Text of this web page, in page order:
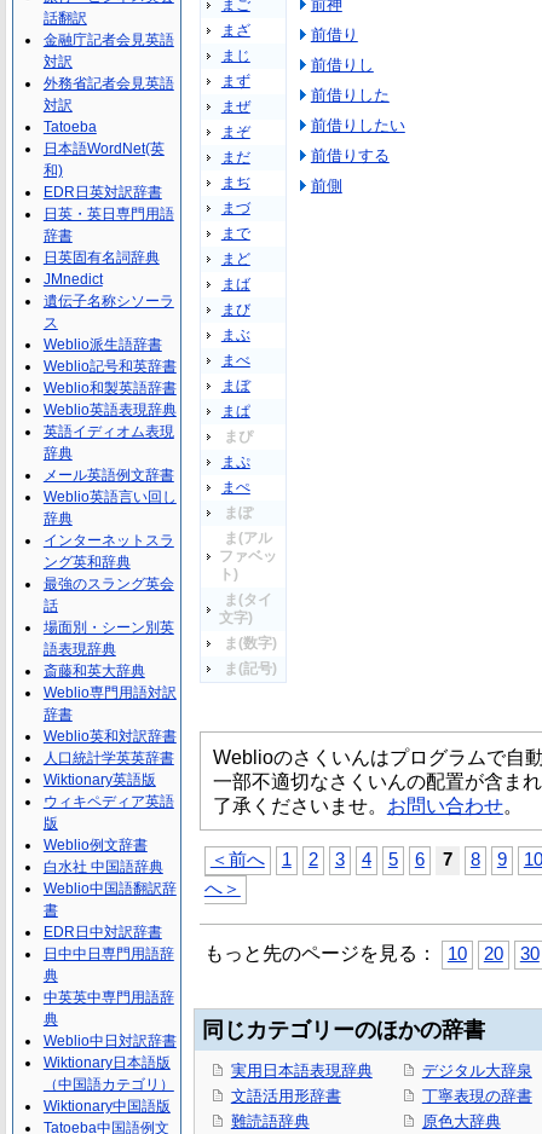
まご
まざ
まじ
まず
まぜ
まぞ
まだ
まぢ
まづ
まで
まど
まば
まび
まぶ
まべ
まぼ
まぱ
まぴ
まぷ
まぺ
まぽ
ま(アル
ファベッ
ト)
ま(タイ
文字)
ま(数字)
ま(記号)
前神
前借り
前借りし
前借りした
前借りしたい
前借りする
前側
Weblioのさくいんはプログラムで自
一部不適切なさくいんの配置が含ま
了承くださいませ。 お問い合わせ。
＜前へ 1 2 3 4 5 6 7 8 9
10
へ＞
もっと先のページを見る： 10 20 30
同じカテゴリーのほかの辞書
実用日本語表現辞典
文語活用形辞書
難読語辞典
デジタル大辞泉
丁寧表現の辞書
原色大辞典
話翻訳
金融庁記者会見英語
対訳
外務省記者会見英語
対訳
Tatoeba
日本語WordNet(英
和)
EDR日英対訳辞書
日英・英日専門用語
辞書
日英固有名詞辞典
JMnedict
遺伝子名称シソーラ
ス
Weblio派生語辞書
Weblio記号和英辞書
Weblio和製英語辞書
Weblio英語表現辞典
英語イディオム表現
辞典
メール英語例文辞書
Weblio英語言い回し
辞典
インターネットスラ
ング英和辞典
最強のスラング英会
話
場面別・シーン別英
語表現辞典
斎藤和英大辞典
Weblio専門用語対訳
辞書
Weblio英和対訳辞書
人口統計学英英辞書
Wiktionary英語版
ウィキペディア英語
版
Weblio例文辞書
白水社 中国語辞典
Weblio中国語翻訳辞
書
EDR日中対訳辞書
日中中日専門用語辞
典
中英英中専門用語辞
典
Weblio中日対訳辞書
Wiktionary日本語版
（中国語カテゴリ）
Wiktionary中国語版
Tatoeba中国語例文